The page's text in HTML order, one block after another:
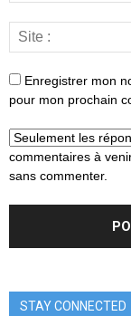
Enregistrer mon
pour mon prochain
commentaires à
sans commenter.
STAY CONNECTED